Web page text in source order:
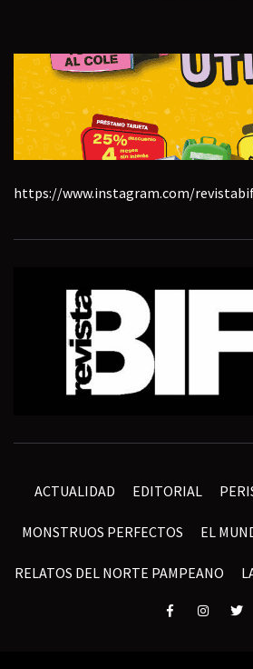
https://www.instagram.com/
ACTUALIDAD EDITORIAL
MONSTRUOS PERFECTOS EL
RELATOS DEL NORTE PAMPEANO
ElementoElemento